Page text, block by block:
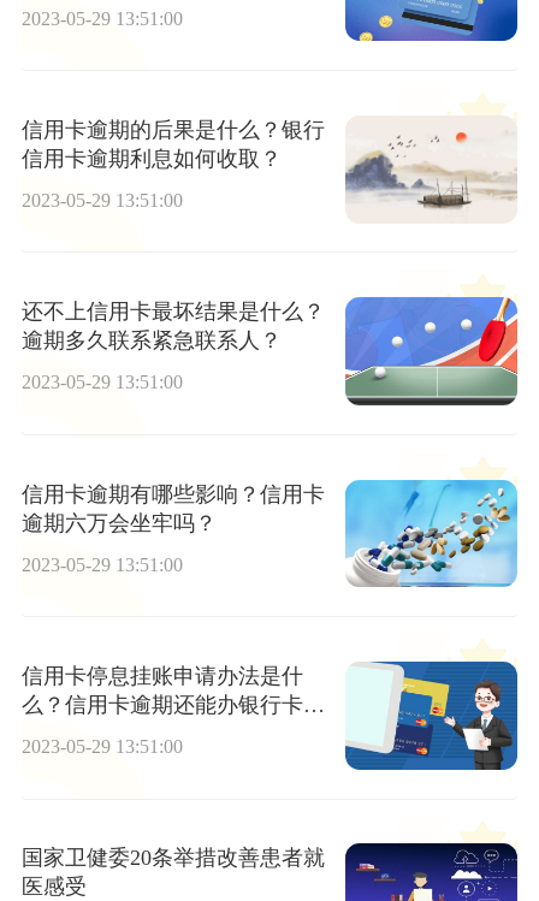
2023-05-29 13:51:00
信用卡逾期的后果是什么？银行
信用卡逾期利息如何收取？
2023-05-29 13:51:00
还不上信用卡最坏结果是什么？
逾期多久联系紧急联系人？
2023-05-29 13:51:00
信用卡逾期有哪些影响？信用卡
逾期六万会坐牢吗？
2023-05-29 13:51:00
信用卡停息挂账申请办法是什
么？信用卡逾期还能办银行卡
吗？
2023-05-29 13:51:00
国家卫健委20条举措改善患者就
医感受